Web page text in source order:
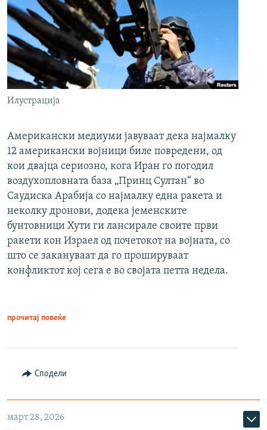
Илустрација
Американски медиуми јавуваат дека најмалку
12 американски војници биле повредени, од
кои двајца сериозно, кога Иран го погодил
воздухопловната база „Принц Султан“ во
Саудиска Арабија со најмалку една ракета и
неколку дронови, додека јеменските
бунтовници Хути ги лансирале своите први
ракети кон Израел од почетокот на војната, со
што се закануваат да го прошируваат
конфликтот кој сега е во својата петта недела.
прочитај повеќе
Сподели
март 28, 2026